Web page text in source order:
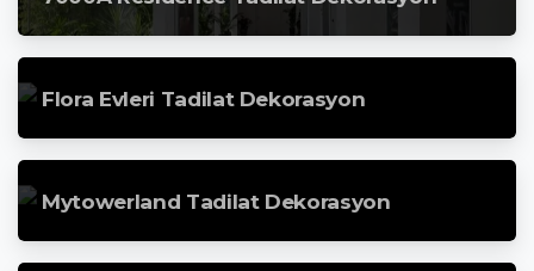
Flora Evleri Tadilat Dekorasyon
Mytowerland Tadilat Dekorasyon